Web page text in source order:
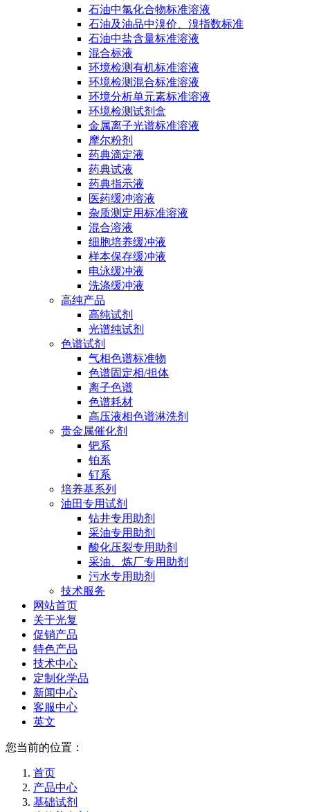
石油中氯化合物标准溶液
石油及油品中溴价、溴指数标准
石油中盐含量标准溶液
混合标液
环境检测有机标准溶液
环境检测混合标准溶液
环境分析单元素标准溶液
环境检测试剂盒
金属离子光谱标准溶液
摩尔粉剂
药典滴定液
药典试液
药典指示液
医药缓冲溶液
杂质测定用标准溶液
混合溶液
细胞培养缓冲液
样本保存缓冲液
电泳缓冲液
洗涤缓冲液
高纯产品
高纯试剂
光谱纯试剂
色谱试剂
气相色谱标准物
色谱固定相/担体
离子色谱
色谱耗材
高压液相色谱淋洗剂
贵金属催化剂
钯系
铂系
钌系
培养基系列
油田专用试剂
钻井专用助剂
采油专用助剂
酸化压裂专用助剂
采油、炼厂专用助剂
污水专用助剂
技术服务
网站首页
关于光复
促销产品
特色产品
技术中心
定制化学品
新闻中心
客服中心
英文
您当前的位置：
首页
产品中心
基础试剂